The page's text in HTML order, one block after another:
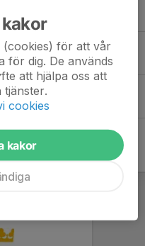
(cookies) för att vår
för dig. De används
att hjälpa oss att
cookies
kakor